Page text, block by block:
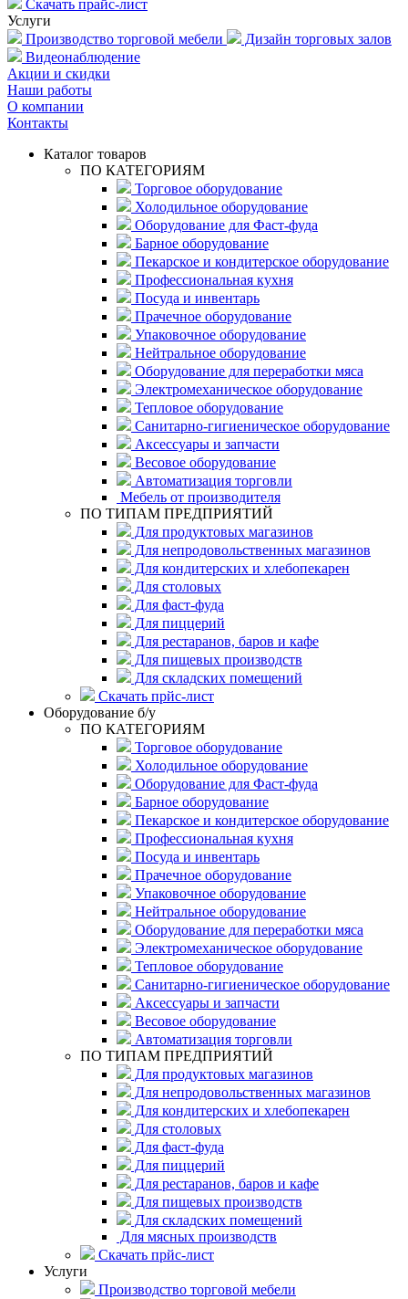
Скачать прайс-лист
Услуги
Производство торговой мебели
Дизайн торговых залов
Видеонаблюдение
Акции и скидки
Наши работы
О компании
Контакты
Каталог товаров
ПО КАТЕГОРИЯМ
Торговое оборудование
Холодильное оборудование
Оборудование для Фаст-фуда
Барное оборудование
Пекарское и кондитерское оборудование
Профессиональная кухня
Посуда и инвентарь
Прачечное оборудование
Упаковочное оборудование
Нейтральное оборудование
Оборудование для переработки мяса
Электромеханическое оборудование
Тепловое оборудование
Санитарно-гигиеническое оборудование
Аксессуары и запчасти
Весовое оборудование
Автоматизация торговли
Мебель от производителя
ПО ТИПАМ ПРЕДПРИЯТИЙ
Для продуктовых магазинов
Для непродовольственных магазинов
Для кондитерских и хлебопекарен
Для столовых
Для фаст-фуда
Для пиццерий
Для рестаранов, баров и кафе
Для пищевых производств
Для складских помещений
Скачать прйс-лист
Оборудование б/у
ПО КАТЕГОРИЯМ
Торговое оборудование
Холодильное оборудование
Оборудование для Фаст-фуда
Барное оборудование
Пекарское и кондитерское оборудование
Профессиональная кухня
Посуда и инвентарь
Прачечное оборудование
Упаковочное оборудование
Нейтральное оборудование
Оборудование для переработки мяса
Электромеханическое оборудование
Тепловое оборудование
Санитарно-гигиеническое оборудование
Аксессуары и запчасти
Весовое оборудование
Автоматизация торговли
ПО ТИПАМ ПРЕДПРИЯТИЙ
Для продуктовых магазинов
Для непродовольственных магазинов
Для кондитерских и хлебопекарен
Для столовых
Для фаст-фуда
Для пиццерий
Для рестаранов, баров и кафе
Для пищевых производств
Для складских помещений
Для мясных производств
Скачать прйс-лист
Услуги
Производство торговой мебели